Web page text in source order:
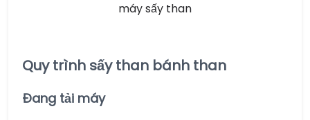
máy sấy than
Quy trình sấy than bánh than
Đang tải máy